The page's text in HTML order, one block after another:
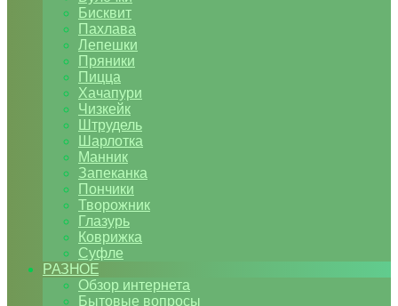
Бисквит
Пахлава
Лепешки
Пряники
Пицца
Хачапури
Чизкейк
Штрудель
Шарлотка
Манник
Запеканка
Пончики
Творожник
Глазурь
Коврижка
Суфле
РАЗНОЕ
Обзор интернета
Бытовые вопросы